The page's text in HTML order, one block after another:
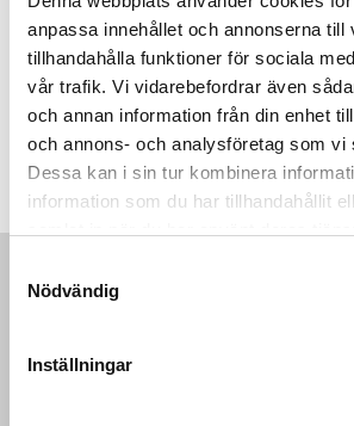
anpassa innehållet och annonserna till
tillhandahålla funktioner för sociala
vår trafik. Vi vidarebefordrar även
och annan information från din enhet
och annons- och analysföretag som vi
Dessa kan i sin tur kombinera
information som du har tillhandahållit
Nödvändig
Inställningar
Soffa - Shiki
Köpvillkor